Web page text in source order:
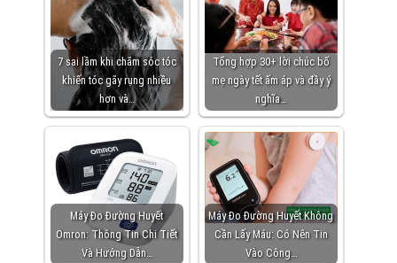
7 sai lầm khi chăm sóc tóc
khiến tóc gãy rụng nhiều
hơn và…
Tổng hợp 30+ lời chúc bố
mẹ ngày tết ấm áp và đầy ý
nghĩa…
Máy Đo Đường Huyết
Omron: Thông Tin Chi Tiết
Và Hướng Dẫn…
Máy Đo Đường Huyết Không
Cần Lấy Máu: Có Nên Tin
Vào Công…